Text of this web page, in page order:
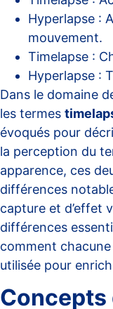
Hyperlapse :
mouvement.
Timelapse :
Hyperlapse :
Dans le domaine
les termes
évoqués pour
la perception du
apparence, ces
différences
capture et d’effet
différences
comment
utilisée pour
Concepts